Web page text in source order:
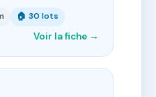
🏠 30 lots
Voir la fiche →